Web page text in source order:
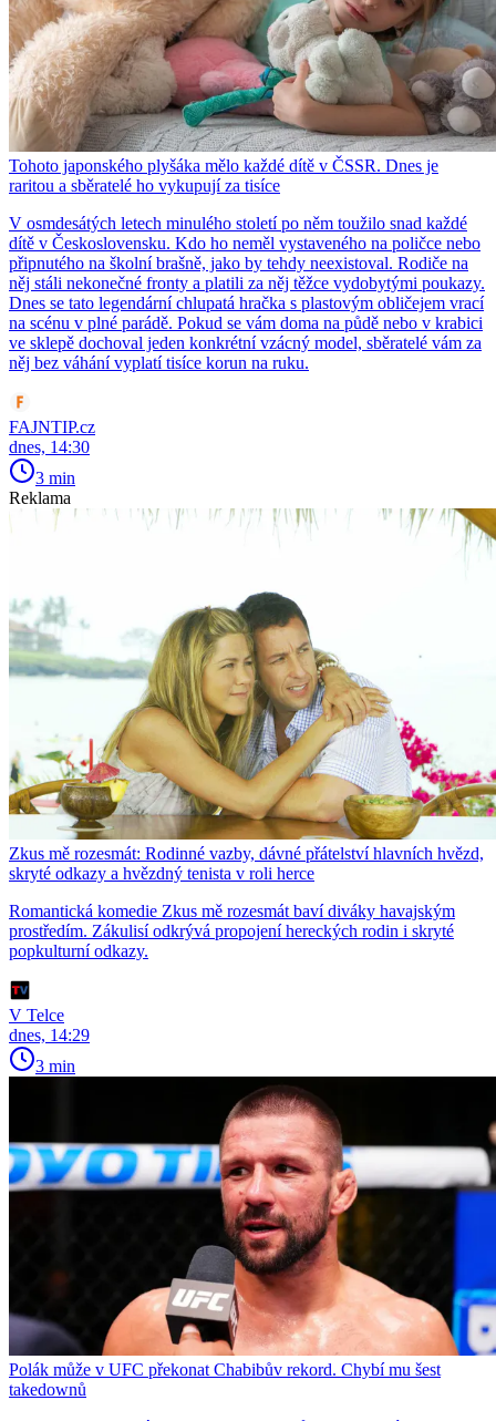
Tohoto japonského plyšáka mělo každé dítě v ČSSR. Dnes je
raritou a sběratelé ho vykupují za tisíce
V osmdesátých letech minulého století po něm toužilo snad každé
dítě v Československu. Kdo ho neměl vystaveného na poličce nebo
připnutého na školní brašně, jako by tehdy neexistoval. Rodiče na
něj stáli nekonečné fronty a platili za něj těžce vydobytými poukazy.
Dnes se tato legendární chlupatá hračka s plastovým obličejem vrací
na scénu v plné parádě. Pokud se vám doma na půdě nebo v krabici
ve sklepě dochoval jeden konkrétní vzácný model, sběratelé vám za
něj bez váhání vyplatí tisíce korun na ruku.
FAJNTIP.cz
dnes, 14:30
3 min
Reklama
Zkus mě rozesmát: Rodinné vazby, dávné přátelství hlavních hvězd,
skryté odkazy a hvězdný tenista v roli herce
Romantická komedie Zkus mě rozesmát baví diváky havajským
prostředím. Zákulisí odkrývá propojení hereckých rodin i skryté
popkulturní odkazy.
V Telce
dnes, 14:29
3 min
Polák může v UFC překonat Chabibův rekord. Chybí mu šest
takedownů